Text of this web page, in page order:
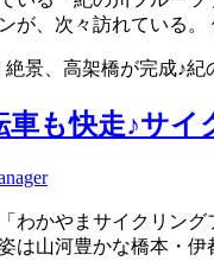
が、次々訪れている
絶景、高架橋が完成♪紀
も快走♪サイ
わかやまサイクリン
は山河豊かな橋本・